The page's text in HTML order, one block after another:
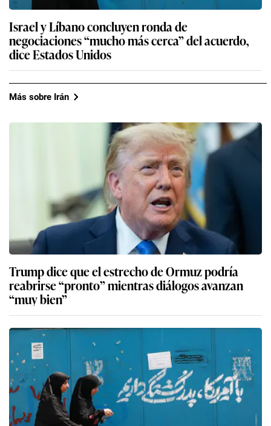
Israel y Líbano concluyen ronda de
negociaciones “mucho más cerca” del acuerdo,
dice Estados Unidos
Más sobre Irán
Trump dice que el estrecho de Ormuz podría
reabrirse “pronto” mientras diálogos avanzan
“muy bien”